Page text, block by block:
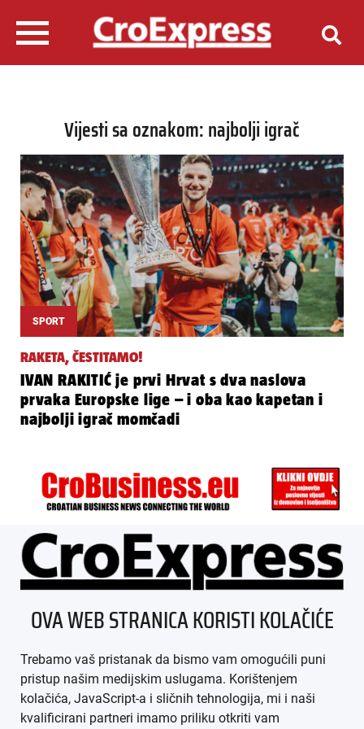
Vijesti sa oznakom: najbolji igrač
SPORT
RAKETA, ČESTITAMO!
IVAN RAKITIĆ je prvi Hrvat s dva naslova
prvaka Europske lige – i oba kao kapetan i
najbolji igrač momčadi
ÜBER UNS
IMPRESSUM
AGB
DATENSCHUTZ
OVA WEB STRANICA KORISTI KOLAČIĆE
Trebamo vaš pristanak da bismo vam omogućili puni
pristup našim medijskim uslugama. Korištenjem
kolačića, JavaScript-a i sličnih tehnologija, mi i naši
kvalificirani partneri imamo priliku otkriti vam